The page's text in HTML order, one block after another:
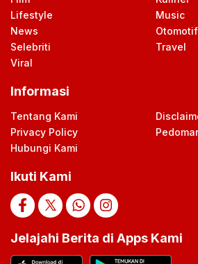
Lifestyle
Music
News
Otomotif
Selebriti
Travel
Viral
Informasi
Tentang Kami
Privacy Policy
Hubungi Kami
Ikuti Kami
Jelajahi Berita di Apps Kami